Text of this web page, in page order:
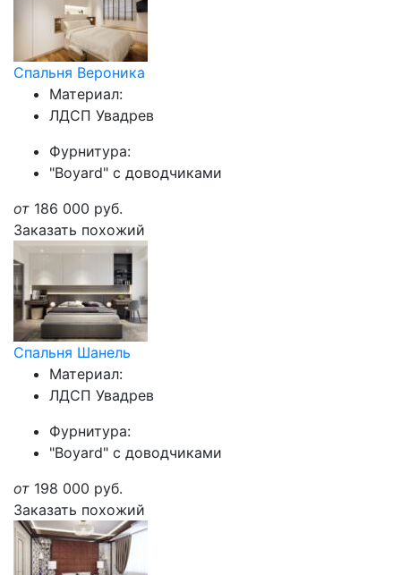
Спальня Вероника
Материал:
ЛДСП Увадрев
Фурнитура:
"Boyard" с доводчиками
от 186 000 руб.
Заказать похожий
Спальня Шанель
Материал:
ЛДСП Увадрев
Фурнитура:
"Boyard" с доводчиками
от 198 000 руб.
Заказать похожий